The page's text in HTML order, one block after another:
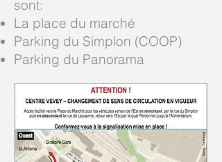
sont:
La place du marché
Parking du Simplon (COOP)
Parking du Panorama